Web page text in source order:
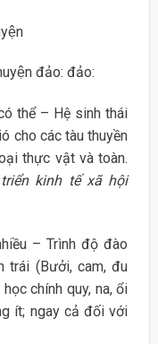
đảo: đảo:
thể – Hệ sinh thái
cho các tàu thuyền
thực vật và toàn.
kinh tế xã hội
– Trình độ đào
trái (Bưởi, cam, đu
chính quy, na, ổi
ít; ngay cả đối với